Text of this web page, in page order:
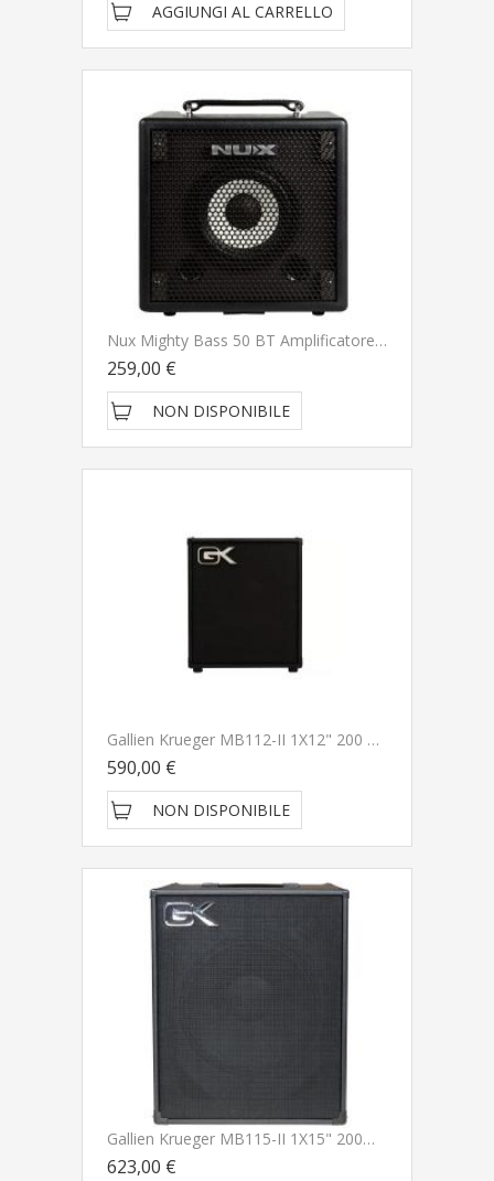
AGGIUNGI AL CARRELLO
Nux Mighty Bass 50 BT Amplificatore Per Basso
259,00 €
NON DISPONIBILE
Gallien Krueger MB112-II 1X12" 200 Watt Amplificatore Per Basso CONSEGNATO A DOMICILIO IN 1-2 GIORNI NUOVO ARRIVO
590,00 €
NON DISPONIBILE
Gallien Krueger MB115-II 1X15" 200Watt Amplificatore Per Basso - PRONTA CONSElGNA - SPEDITO GRATIS
623,00 €